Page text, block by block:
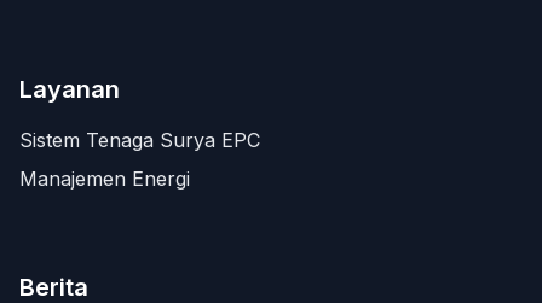
Layanan
Sistem Tenaga Surya EPC
Manajemen Energi
Berita